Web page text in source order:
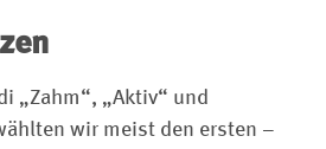
„Zahm“, „Aktiv“ und
wir meist den ersten –